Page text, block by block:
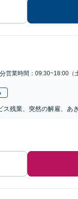
営業時間：09:30~18:00（
ス残業、突然の解雇、